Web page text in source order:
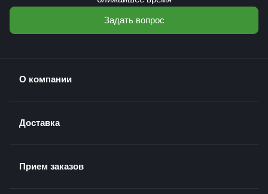
Задать вопрос
О компании
Доставка
Прием заказов